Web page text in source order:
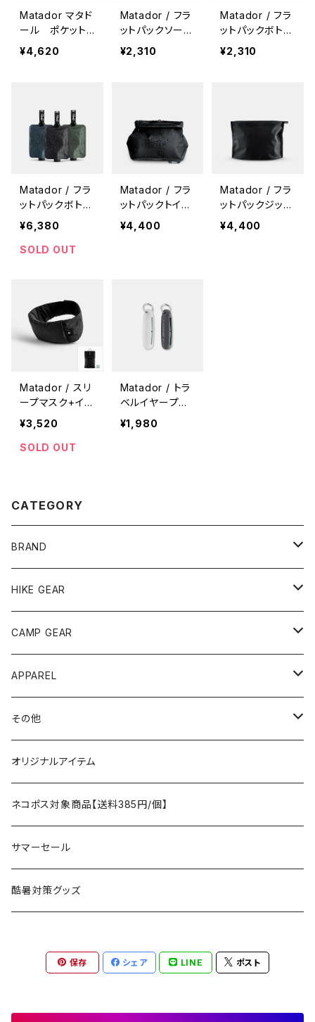
Matador マタド
ール ポケット
ブランケット 4.0
¥4,620
Matador / フラ
ットパックソープ
バーケース
¥2,310
Matador / フラ
ットパックボトル
(1P)
¥2,310
Matador / フラ
ットパックボトル
(3P)
¥6,380
SOLD OUT
Matador / フラ
ットパックトイレ
トリーケース
¥4,400
Matador / フラ
ットパックジッパ
ートイレタリーケ
ース
¥4,400
Matador / スリ
ープマスク+イヤ
ープラグス
¥3,520
SOLD OUT
Matador / トラ
ベルイヤープラ
グス
¥1,980
CATEGORY
BRAND
andwander
ANOBA
AO COOLERS
asobito
AS2OV
AXESQUIN
Ballistics
BEDROCK SANDALS
BROOKLYN WORKS
HIKE GEAR
テント、シェルター
バックパック
ポーチ／サコッシュ
ストレージ
パッキングアクセサリー
スリーピングギア
クッキングギア
ヘッドライト／ランタン
アクセサリー
CAMP GEAR
テント、タープ
テント、シェルター
タープ
スリーピングギア
寝袋
マット
アクセサリー
テーブル、チェア
テーブル
チェア
ランタン、ライト
燃料ランタン
LEDライト
焚火台／薪ストーブ
焚火台
七輪、グリル
暖房器具
ガスストーブ
斧、鉈
クッキングギア
バーナー／ストーブ
コンテナ、ギアケース
APPAREL
トップス
ボトムス
アンダーウェア
ハンドウェア
ヘッドギア
フットウェア
アクセサリー
その他
遊び
フィッシング
ラジコン
ケア用品
雑貨
アウトレット
オリジナルアイテム
ネコポス対象商品【送料385円/個】
サマーセール
酷暑対策グッズ
保存 シェア LINE ポスト